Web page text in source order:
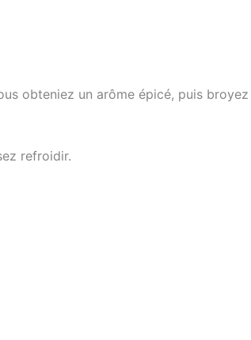
obteniez un arôme épicé, puis
refroidir.